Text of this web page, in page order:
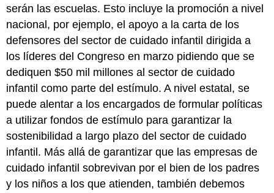
serán las escuelas. Esto incluye la promoción a nivel
nacional, por ejemplo, el apoyo a la carta de los
defensores del sector de cuidado infantil dirigida a
los líderes del Congreso en marzo pidiendo que se
dediquen $50 mil millones al sector de cuidado
infantil como parte del estímulo. A nivel estatal, se
puede alentar a los encargados de formular políticas
a utilizar fondos de estímulo para garantizar la
sostenibilidad a largo plazo del sector de cuidado
infantil. Más allá de garantizar que las empresas de
cuidado infantil sobrevivan por el bien de los padres
y los niños a los que atienden, también debemos